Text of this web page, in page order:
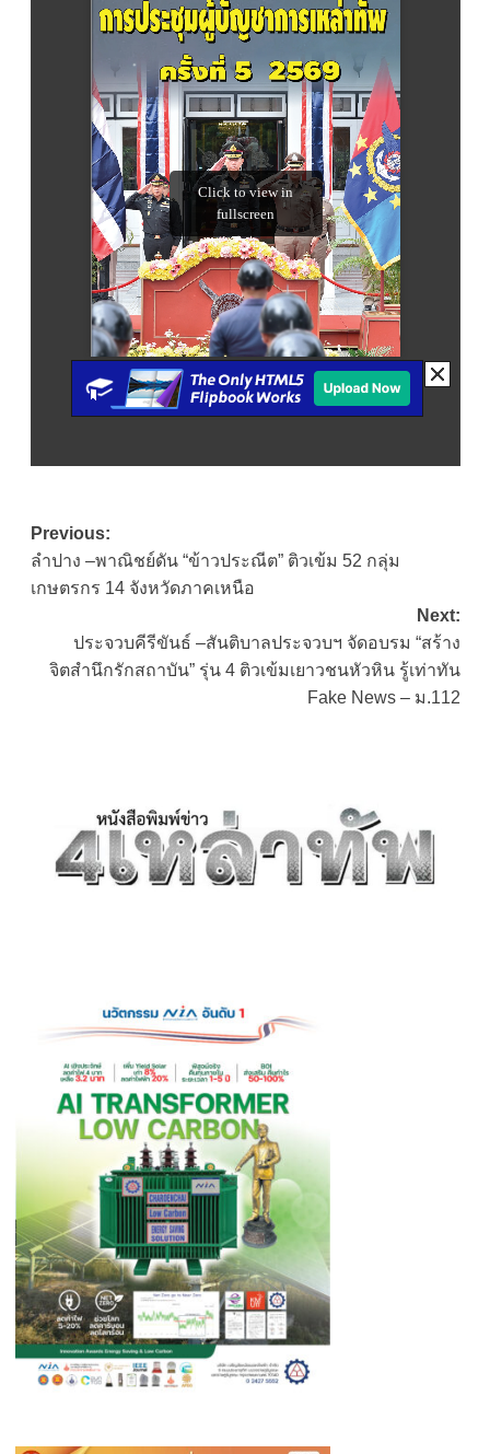
Post
navigation
Previous:
ลำปาง –พาณิชย์ดัน “ข้าวประณีต” ติวเข้ม 52 กลุ่ม
เกษตรกร 14 จังหวัดภาคเหนือ
Next:
ประจวบคีรีขันธ์ –สันติบาลประจวบฯ จัดอบรม “สร้าง
จิตสำนึกรักสถาบัน” รุ่น 4 ติวเข้มเยาวชนหัวหิน รู้เท่าทัน
Fake News – ม.112